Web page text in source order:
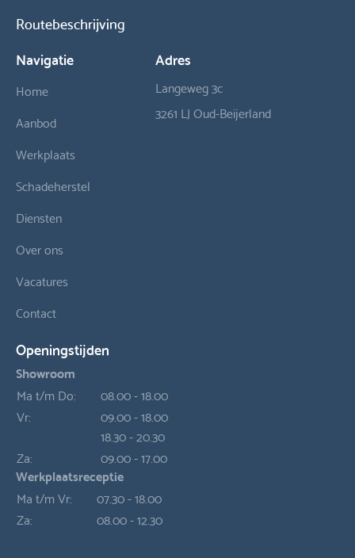
Routebeschrijving
Navigatie
Home
Aanbod
Werkplaats
Schadeherstel
Diensten
Over ons
Vacatures
Contact
Adres
Langeweg 3c
3261 LJ Oud-Beijerland
Openingstijden
Showroom
Ma t/m Do:
08.00 - 18.00
Vr:
09.00 - 18.00
18.30 - 20.30
Za:
09.00 - 17.00
Werkplaatsreceptie
Ma t/m Vr:
07.30 - 18.00
Za:
08.00 - 12.30